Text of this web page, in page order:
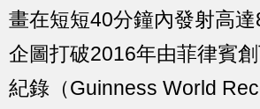
畫在短短40分鐘內發射高達
企圖打破2016年由菲律賓
紀錄（Guinness World